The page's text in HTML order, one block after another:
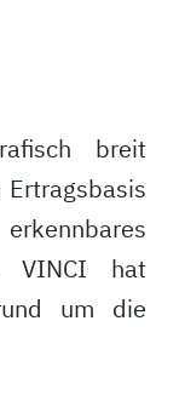
breit
VINCI hat
um die